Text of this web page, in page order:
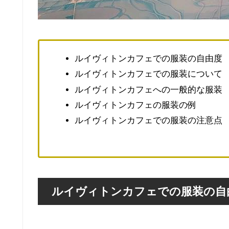
ルイヴィトンカフェでの服装の自由度
ルイヴィトンカフェでの服装について
ルイヴィトンカフェへの一般的な服装
ルイヴィトンカフェの服装の例
ルイヴィトンカフェでの服装の注意点
ルイヴィトンカフェでの服装の自